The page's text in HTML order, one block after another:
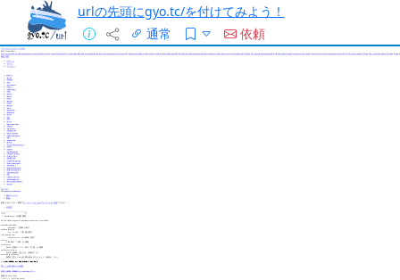
urlの先頭にgyo.tc/を付けてみよう！
通常
依頼